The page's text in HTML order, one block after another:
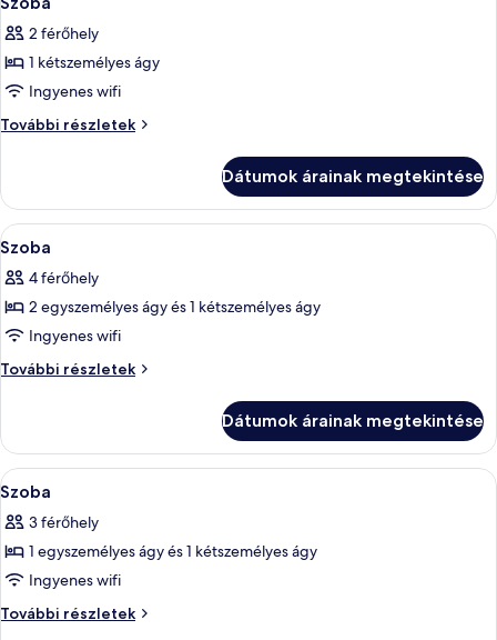
részletei
következő
szoba
összes
képének
megtekintése:
2 férőhely
1 kétszemélyes ágy
Ingyenes wifi
További részletek
Szoba
Dátumok árainak megtekintése
A
következő
szoba
összes
képének
megtekintése:
Egy szállodai szoba két ággyal, egy
4
Szoba
4 férőhely
2 egyszemélyes ágy és 1 kétszemélyes ágy
Ingyenes wifi
További részletek
Szoba
Dátumok árainak megtekintése
A
következő
szoba
összes
képének
megtekintése:
Egy szállodai szoba, amelyben
3
Szoba
3 férőhely
1 egyszemélyes ágy és 1 kétszemélyes ágy
Ingyenes wifi
További részletek
Szoba